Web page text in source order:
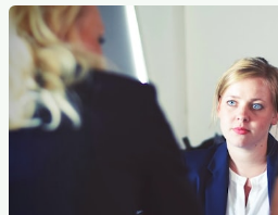
Aangifte
erfbelasting